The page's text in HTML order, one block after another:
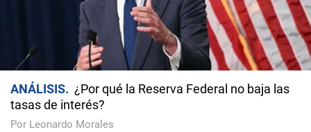
ANÁLISIS
¿Por qué la Reserva Federal no baja las
tasas de interés?
Por Leonardo Morales